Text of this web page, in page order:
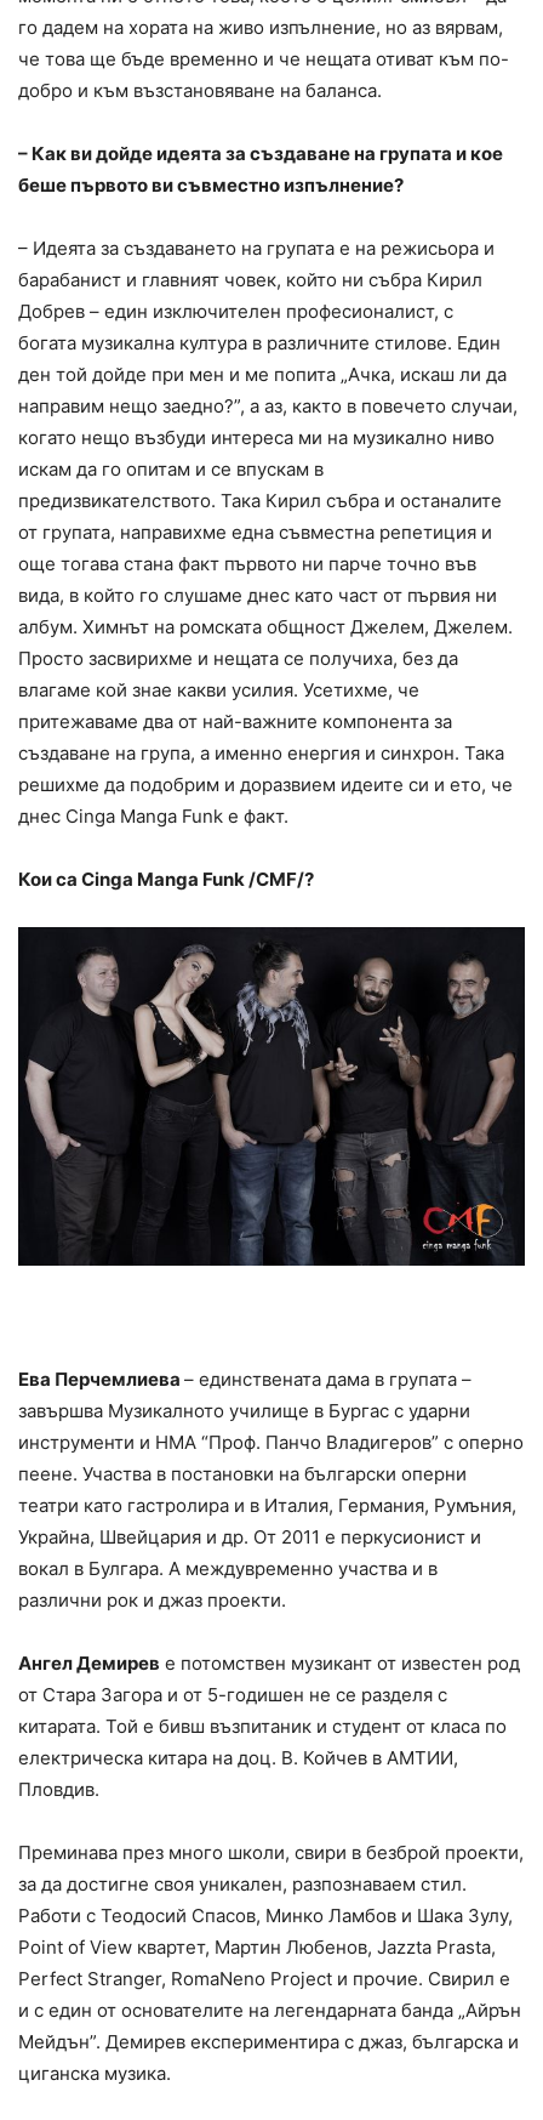
го дадем на хората на живо изпълнение, но аз вярвам,
че това ще бъде временно и че нещата отиват към по-
добро и към възстановяване на баланса.
– Как ви дойде идеята за създаване на групата и кое
беше първото ви съвместно изпълнение?
– Идеята за създаването на групата е на режисьора и
барабанист и главният човек, който ни събра Кирил
Добрев – един изключителен професионалист, с
богата музикална култура в различните стилове. Един
ден той дойде при мен и ме попита „Ачка, искаш ли да
направим нещо заедно?”, а аз, както в повечето случаи,
когато нещо възбуди интереса ми на музикално ниво
искам да го опитам и се впускам в
предизвикателството. Така Кирил събра и останалите
от групата, направихме една съвместна репетиция и
още тогава стана факт първото ни парче точно във
вида, в който го слушаме днес като част от първия ни
албум. Химнът на ромската общност Джелем, Джелем.
Просто засвирихме и нещата се получиха, без да
влагаме кой знае какви усилия. Усетихме, че
притежаваме два от най-важните компонента за
създаване на група, а именно енергия и синхрон. Така
решихме да подобрим и доразвием идеите си и ето, че
днес Cinga Manga Funk e факт.
Кои са Cinga Manga Funk /CMF/?
Ева Перчемлиева – единствената дама в групата –
завършва Музикалното училище в Бургас с ударни
инструменти и НМА “Проф. Панчо Владигеров” с оперно
пеене. Участва в постановки на български оперни
театри като гастролира и в Италия, Германия, Румъния,
Украйна, Швейцария и др. От 2011 е перкусионист и
вокал в Булгара. А междувременно участва и в
различни рок и джаз проекти.
Ангел Демирев е потомствен музикант от известен род
от Стара Загора и от 5-годишен не се разделя с
китарата. Той е бивш възпитаник и студент от класа по
електрическа китара на доц. В. Койчев в АМТИИ,
Пловдив.
Преминава през много школи, свири в безброй проекти,
за да достигне своя уникален, разпознаваем стил.
Работи с Теодосий Спасов, Минко Ламбов и Шака Зулу,
Point of View квартет, Мартин Любенов, Jazzta Prasta,
Perfect Stranger, RomaNeno Project и прочие. Свирил е
и с един от основателите на легендарната банда „Айрън
Мейдън”. Демирев експериментира с джаз, българска и
циганска музика.